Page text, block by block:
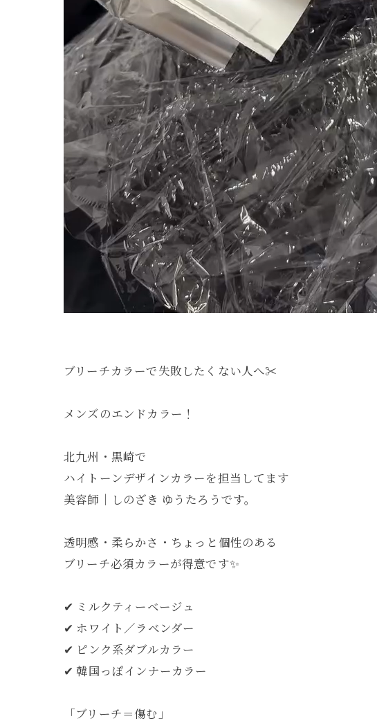
ブリーチカラーで失敗したくない人へ✂️
メンズのエンドカラー！
北九州・黒崎で
ハイトーンデザインカラーを担当してます
美容師｜しのざき ゆうたろうです。
透明感・柔らかさ・ちょっと個性のある
ブリーチ必須カラーが得意です✨
✔ ミルクティーベージュ
✔ ホワイト／ラベンダー
✔ ピンク系ダブルカラー
✔ 韓国っぽインナーカラー
「ブリーチ＝傷む」